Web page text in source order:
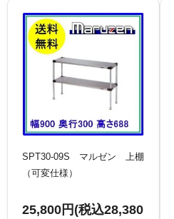
SPT30-09S マルゼン 上棚
（可変仕様）
25,800円(税込28,380